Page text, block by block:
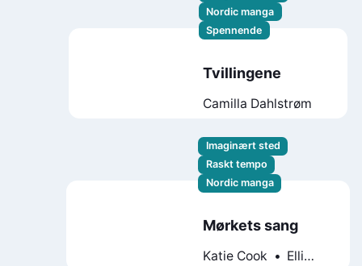
Nordic manga
Spennende
Tvillingene
Camilla Dahlstrøm
Imaginært sted
Raskt tempo
Nordic manga
Mørkets sang
Katie Cook
Elli